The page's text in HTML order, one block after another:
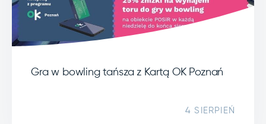
Gra w bowling tańsza z Kartą OK Poznań
4 SIERPIEŃ